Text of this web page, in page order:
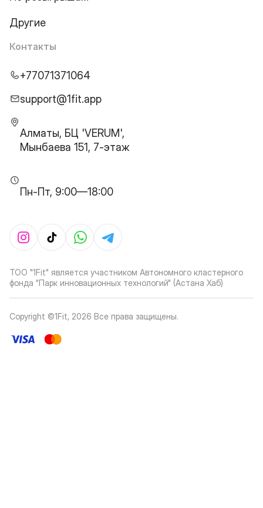
Другие
Контакты
+77071371064
support@1fit.app
Алматы, БЦ 'VERUM',
Мынбаева 151, 7-этаж
Пн-Пт, 9:00—18:00
ТОО "1Fit" является участником Автономного кластерного
фонда "Парк инновационных технологий" (Астана Хаб)
Copyright ©1Fit, 2026 Все права защищены.